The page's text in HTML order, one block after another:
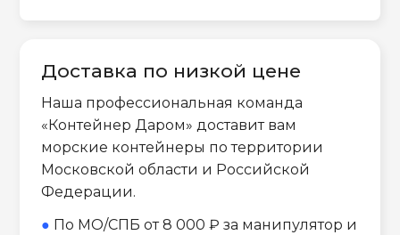
Доставка по низкой цене
Наша профессиональная команда
«Контейнер Даром» доставит вам
морские контейнеры по территории
Московской области и Российской
Федерации.
● По МО/СПБ от 8 000 ₽ за манипулятор и